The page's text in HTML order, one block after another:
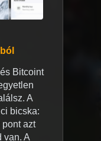
Bitcoint
A
bicska:
pont azt
van. A